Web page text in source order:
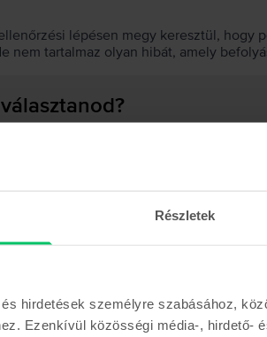
Részletek
hirdetések személyre szabásához,
Ezenkívül közösségi média-, hirdető-
lépésen megy keresztül, hogy
nem tartalmaz olyan hibát, amely
Hasonló